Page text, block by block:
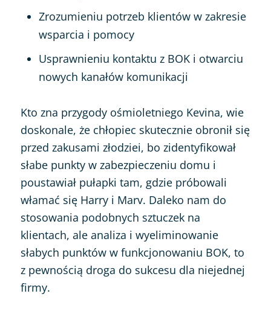
Zrozumieniu potrzeb klientów w zakresie
wsparcia i pomocy
Usprawnieniu kontaktu z BOK i otwarciu
nowych kanałów komunikacji
Kto zna przygody ośmioletniego Kevina, wie
doskonale, że chłopiec skutecznie obronił się
przed zakusami złodziei, bo zidentyfikował
słabe punkty w zabezpieczeniu domu i
poustawiał pułapki tam, gdzie próbowali
włamać się Harry i Marv. Daleko nam do
stosowania podobnych sztuczek na
klientach, ale analiza i wyeliminowanie
słabych punktów w funkcjonowaniu BOK, to
z pewnością droga do sukcesu dla niejednej
firmy.